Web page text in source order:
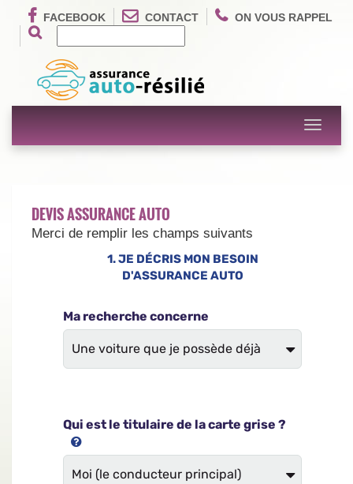
FACEBOOK CONTACT ON VOUS RAPPEL
Toggle
DEVIS ASSURANCE AUTO
Merci de remplir les champs suivants